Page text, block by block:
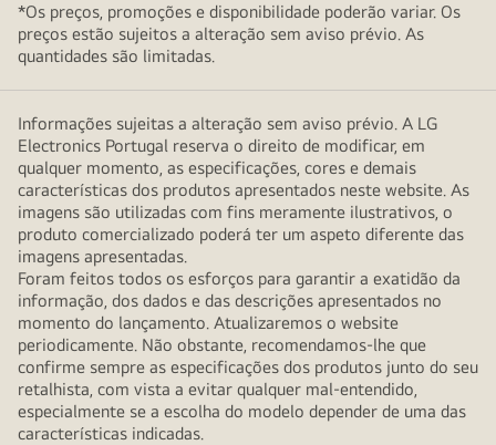
*Os preços, promoções e disponibilidade poderão variar. Os
preços estão sujeitos a alteração sem aviso prévio. As
quantidades são limitadas.
Informações sujeitas a alteração sem aviso prévio. A LG
Electronics Portugal reserva o direito de modificar, em
qualquer momento, as especificações, cores e demais
características dos produtos apresentados neste website. As
imagens são utilizadas com fins meramente ilustrativos, o
produto comercializado poderá ter um aspeto diferente das
imagens apresentadas.
Foram feitos todos os esforços para garantir a exatidão da
informação, dos dados e das descrições apresentados no
momento do lançamento. Atualizaremos o website
periodicamente. Não obstante, recomendamos-lhe que
confirme sempre as especificações dos produtos junto do seu
retalhista, com vista a evitar qualquer mal-entendido,
especialmente se a escolha do modelo depender de uma das
características indicadas.